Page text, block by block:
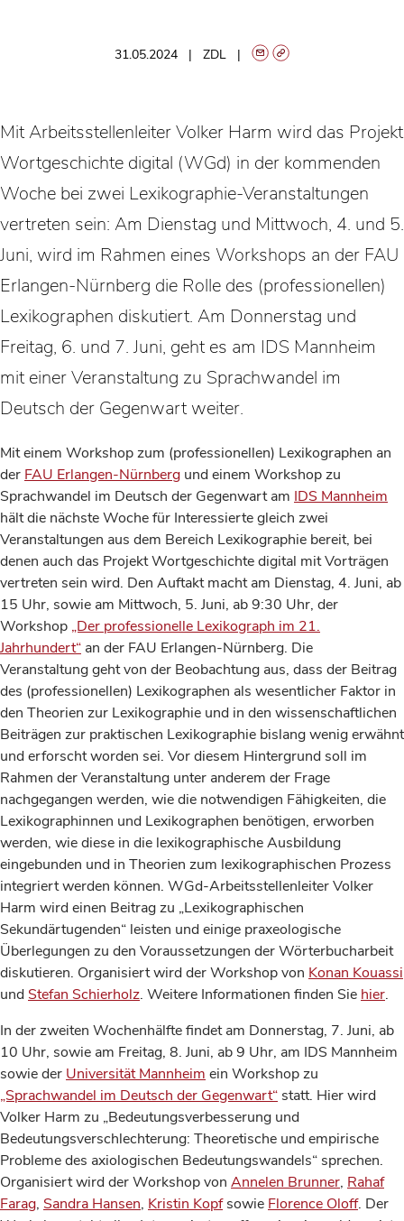
31.05.2024 ZDL
Mit Arbeitsstellenleiter Volker Harm wird das Projekt
Wortgeschichte digital (WGd) in der kommenden
Woche bei zwei Lexikographie-Veranstaltungen
vertreten sein: Am Dienstag und Mittwoch, 4. und 5.
Juni, wird im Rahmen eines Workshops an der FAU
Erlangen-Nürnberg die Rolle des (professionellen)
Lexikographen diskutiert. Am Donnerstag und
Freitag, 6. und 7. Juni, geht es am IDS Mannheim
mit einer Veranstaltung zu Sprachwandel im
Deutsch der Gegenwart weiter.
Mit einem Workshop zum (professionellen) Lexikographen an
der FAU Erlangen-Nürnberg und einem Workshop zu
Sprachwandel im Deutsch der Gegenwart am IDS Mannheim
hält die nächste Woche für Interessierte gleich zwei
Veranstaltungen aus dem Bereich Lexikographie bereit, bei
denen auch das Projekt Wortgeschichte digital mit Vorträgen
vertreten sein wird. Den Auftakt macht am Dienstag, 4. Juni, ab
15 Uhr, sowie am Mittwoch, 5. Juni, ab 9:30 Uhr, der
Workshop „Der professionelle Lexikograph im 21.
Jahrhundert“ an der FAU Erlangen-Nürnberg. Die
Veranstaltung geht von der Beobachtung aus, dass der Beitrag
des (professionellen) Lexikographen als wesentlicher Faktor in
den Theorien zur Lexikographie und in den wissenschaftlichen
Beiträgen zur praktischen Lexikographie bislang wenig erwähnt
und erforscht worden sei. Vor diesem Hintergrund soll im
Rahmen der Veranstaltung unter anderem der Frage
nachgegangen werden, wie die notwendigen Fähigkeiten, die
Lexikographinnen und Lexikographen benötigen, erworben
werden, wie diese in die lexikographische Ausbildung
eingebunden und in Theorien zum lexikographischen Prozess
integriert werden können. WGd-Arbeitsstellenleiter Volker
Harm wird einen Beitrag zu „Lexikographischen
Sekundärtugenden“ leisten und einige praxeologische
Überlegungen zu den Voraussetzungen der Wörterbucharbeit
diskutieren. Organisiert wird der Workshop von Konan Kouassi
und Stefan Schierholz. Weitere Informationen finden Sie hier.
In der zweiten Wochenhälfte findet am Donnerstag, 7. Juni, ab
10 Uhr, sowie am Freitag, 8. Juni, ab 9 Uhr, am IDS Mannheim
sowie der Universität Mannheim ein Workshop zu
„Sprachwandel im Deutsch der Gegenwart“ statt. Hier wird
Volker Harm zu „Bedeutungsverbesserung und
Bedeutungsverschlechterung: Theoretische und empirische
Probleme des axiologischen Bedeutungswandels“ sprechen.
Organisiert wird der Workshop von Annelen Brunner, Rahaf
Farag, Sandra Hansen, Kristin Kopfsowie Florence Oloff. Der